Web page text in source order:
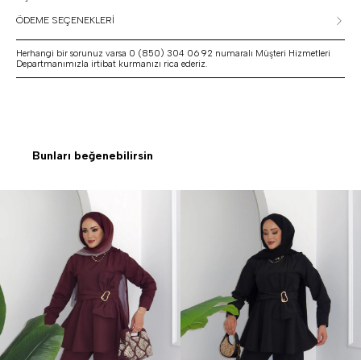
ÖDEME SEÇENEKLERİ
Herhangi bir sorunuz varsa 0 (850) 304 06 92 numaralı Müşteri Hizmetleri
Departmanımızla irtibat kurmanızı rica ederiz.
Bunları beğenebilirsin